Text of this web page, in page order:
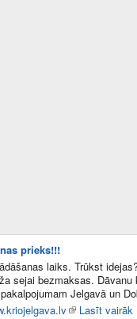
prieks!!!
laiks. Trūkst
sejai bezmaksas.
Jelgavā un
Lasīt vairāk